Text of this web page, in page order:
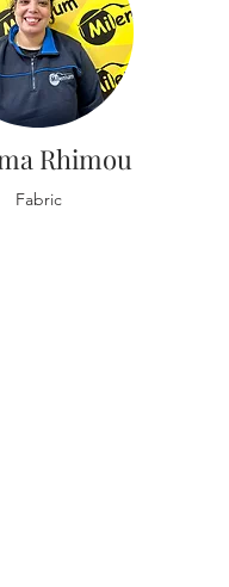
Rhimou
Fabric